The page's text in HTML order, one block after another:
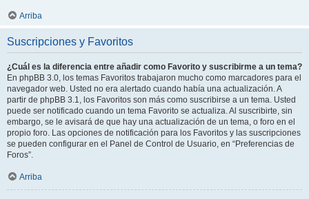
Arriba
Suscripciones y Favoritos
¿Cuál es la diferencia entre añadir como Favorito y suscribirme a un tema?
En phpBB 3.0, los temas Favoritos trabajaron mucho como marcadores para el
navegador web. Usted no era alertado cuando había una actualización. A
partir de phpBB 3.1, los Favoritos son más como suscribirse a un tema. Usted
puede ser notificado cuando un tema Favorito se actualiza. Al suscribirte, sin
embargo, se le avisará de que hay una actualización de un tema, o foro en el
propio foro. Las opciones de notificación para los Favoritos y las suscripciones
se pueden configurar en el Panel de Control de Usuario, en “Preferencias de
Foros”.
Arriba